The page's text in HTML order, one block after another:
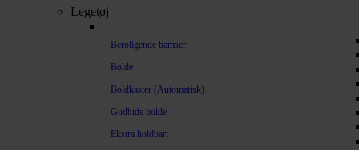
Legetøj
Beroligende bamser
Bolde
Boldkaster (Automatisk)
Godbids bolde
Ekstra holdbart